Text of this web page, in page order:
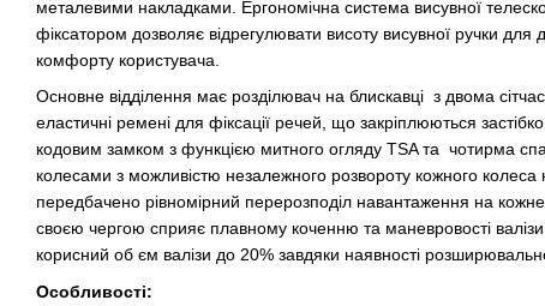
металевими накладками. Ергономічна система висувної
фіксатором дозволяє відрегулювати висоту висувної ручки для
комфорту користувача.
Основне відділення має розділювач на блискавці з двома
еластичні ремені для фіксації речей, що закріплюються
кодовим замком з функцією митного огляду TSA та чотирма
колесами з можливістю незалежного розвороту кожного
передбачено рівномірний перерозподіл навантаження на
своєю чергою сприяє плавному коченню та маневровості
корисний об єм валізи до 20% завдяки наявності
Особливості: